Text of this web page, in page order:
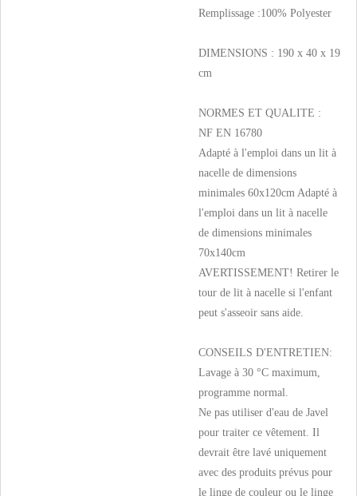
Remplissage :100% Polyester
DIMENSIONS : 190 x 40 x 19
cm
NORMES ET QUALITE :
NF EN 16780
Adapté à l'emploi dans un lit à
nacelle de dimensions
minimales 60x120cm Adapté à
l'emploi dans un lit à nacelle
de dimensions minimales
70x140cm
AVERTISSEMENT! Retirer le
tour de lit à nacelle si l'enfant
peut s'asseoir sans aide.
CONSEILS D'ENTRETIEN:
Lavage à 30 °C maximum,
programme normal.
Ne pas utiliser d'eau de Javel
pour traiter ce vêtement. Il
devrait être lavé uniquement
avec des produits prévus pour
le linge de couleur ou le linge